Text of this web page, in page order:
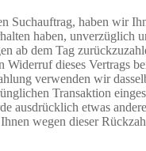
Suchauftrag, haben wir
haben, unverzüglich
ab dem Tag
dieses Vertrags
verwenden wir
Transaktion
ausdrücklich etwas
wegen dieser